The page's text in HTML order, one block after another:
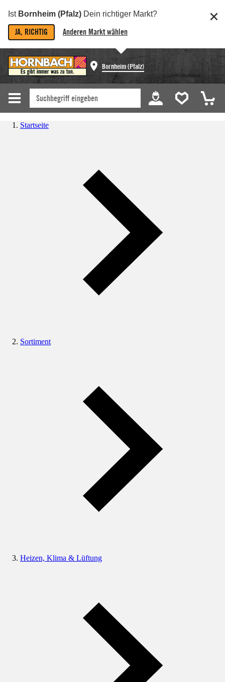
Ist Bornheim (Pfalz) Dein richtiger Markt?
JA, RICHTIG Anderen Markt wählen
Bornheim (Pfalz)
Startseite
Sortiment
Heizen, Klima & Lüftung